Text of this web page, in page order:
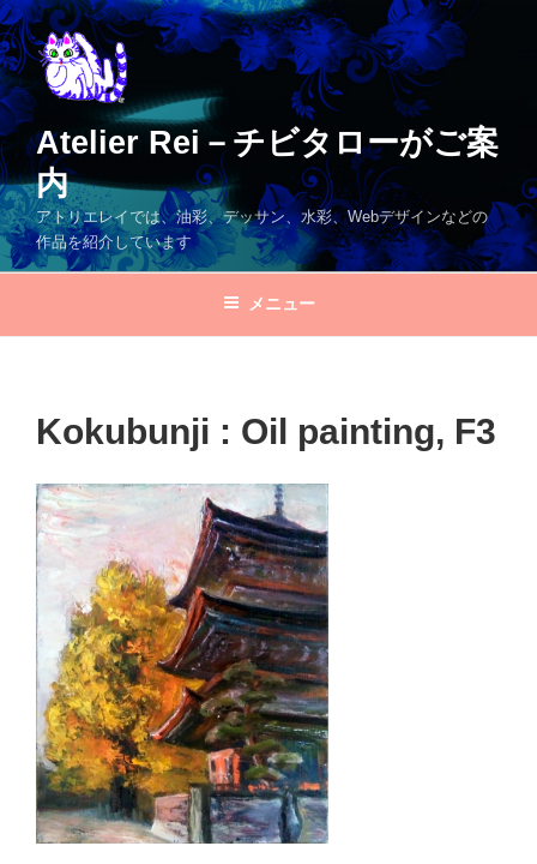
コ
ン
テ
ン
ツ
へ
ス
キ
ッ
プ
Atelier Rei－チビタローがご案
内
アトリエレイでは、油彩、デッサン、水彩、Webデザインなどの
作品を紹介しています
メニュー
Kokubunji : Oil painting, F3